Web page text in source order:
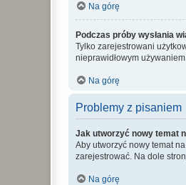
Na górę
Podczas próby wysłania
Tylko zarejestrowani
nieprawidłowym
Na górę
Problemy z pisaniem
Jak utworzyć nowy temat
Aby utworzyć nowy temat
zarejestrować. Na dole
Na górę